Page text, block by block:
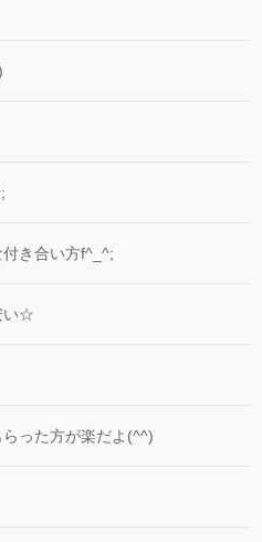
き合い方f^_^;
い☆
った方が楽だよ(^^)